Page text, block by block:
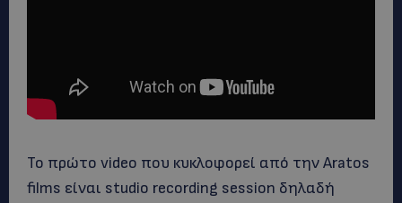
Το πρώτο video που κυκλοφορεί από την Aratos
films είναι studio recording session δηλαδή